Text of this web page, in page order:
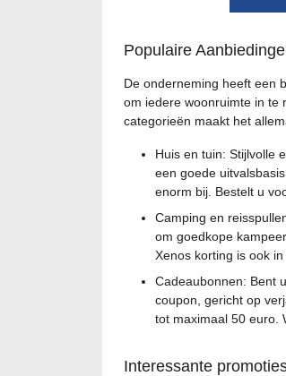
Populaire
De onderneming heeft een
om iedere woonruimte in te
categorieën maakt het
Huis en tuin: Stijlvolle
een goede
enorm bij. Bestelt u
Camping en
om goedkope
Xenos korting is ook
Cadeaubonnen: Bent
coupon, gericht op
tot maximaal 50 euro.
Interessante